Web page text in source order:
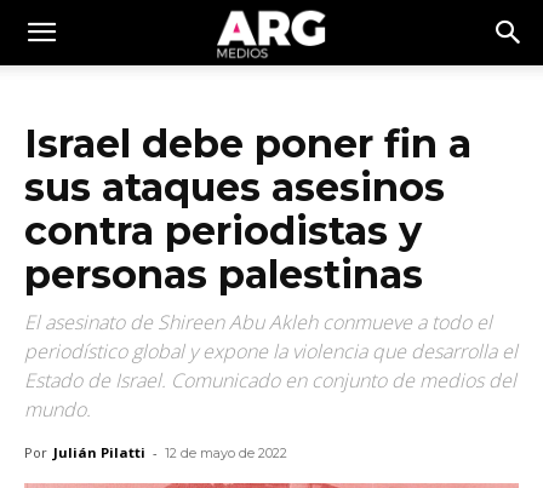
Israel debe poner fin a
sus ataques asesinos
contra periodistas y
personas palestinas
El asesinato de Shireen Abu Akleh conmueve a todo el
periodístico global y expone la violencia que desarrolla el
Estado de Israel. Comunicado en conjunto de medios del
mundo.
Por Julián Pilatti - 12 de mayo de 2022